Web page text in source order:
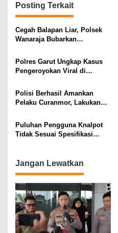
Posting Terkait
Cegah Balapan Liar, Polsek
Wanaraja Bubarkan
Amankan Sepeda Motor
Berknalpot Tidak Sesuai
Spesifikasi Teknis
Polres Garut Ungkap Kasus
Pengeroyokan Viral di
Knalpot Brong
Polisi Berhasil Amankan
Pelaku Curanmor, Lakukan
Masih Menempel
Puluhan Pengguna Knalpot
Tidak Sesuai Spesifikasi
Jangan Lewatkan